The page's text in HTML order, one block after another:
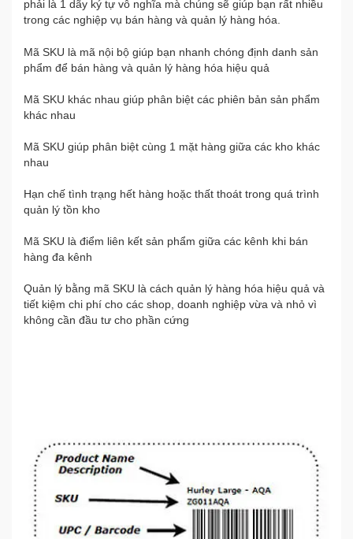
phải là 1 dãy ký tự vô nghĩa mà chúng sẽ giúp bạn rất nhiều
trong các nghiệp vụ bán hàng và quản lý hàng hóa.
Mã SKU là mã nội bộ giúp bạn nhanh chóng định danh sản
phẩm để bán hàng và quản lý hàng hóa hiệu quả
Mã SKU khác nhau giúp phân biệt các phiên bản sản phẩm
khác nhau
Mã SKU giúp phân biệt cùng 1 mặt hàng giữa các kho khác
nhau
Hạn chế tình trạng hết hàng hoặc thất thoát trong quá trình
quản lý tồn kho
Mã SKU là điểm liên kết sản phẩm giữa các kênh khi bán
hàng đa kênh
Quản lý bằng mã SKU là cách quản lý hàng hóa hiệu quả và
tiết kiệm chi phí cho các shop, doanh nghiệp vừa và nhỏ vì
không cần đầu tư cho phần cứng